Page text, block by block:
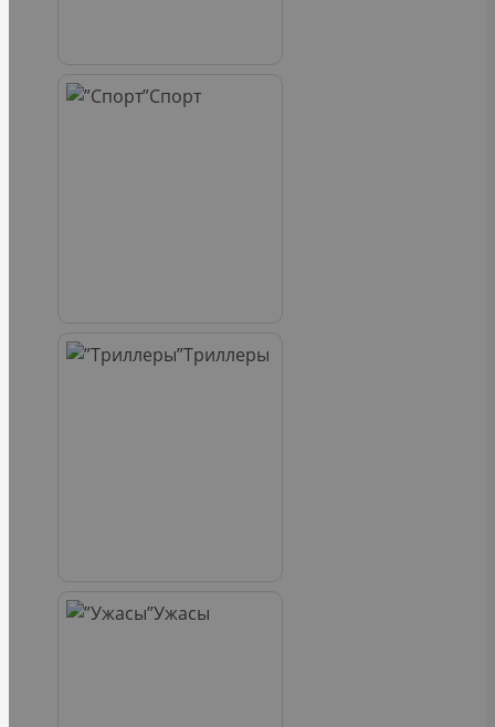
Спорт
Триллеры
Ужасы